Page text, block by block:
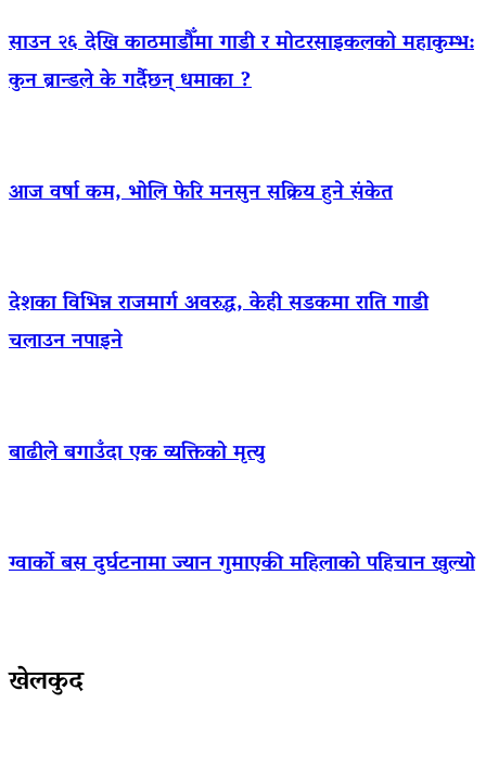
साउन २६ देखि काठमाडौँमा गाडी र मोटरसाइकलको महाकुम्भ:
कुन ब्रान्डले के गर्दैछन् धमाका ?
आज वर्षा कम, भोलि फेरि मनसुन सक्रिय हुने संकेत
देशका विभिन्न राजमार्ग अवरुद्ध, केही सडकमा राति गाडी
चलाउन नपाइने
बाढीले बगाउँदा एक व्यक्तिको मृत्यु
ग्वार्को बस दुर्घटनामा ज्यान गुमाएकी महिलाको पहिचान खुल्यो
खेलकुद